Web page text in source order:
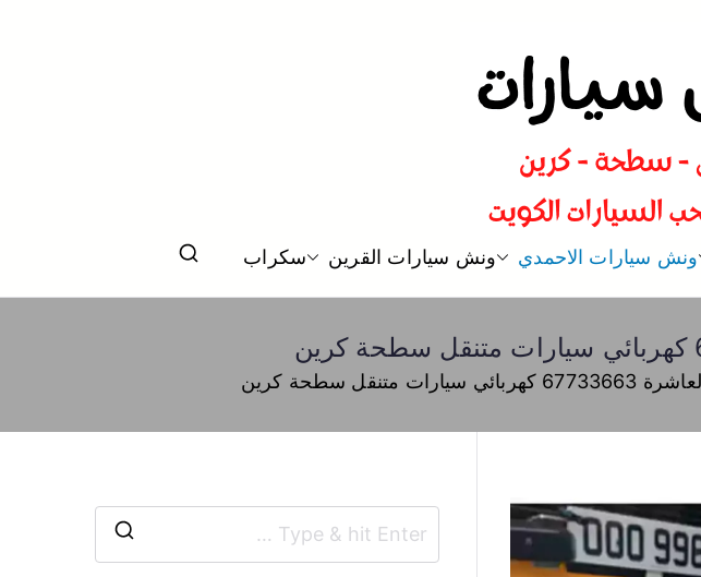
الكويت
و نقل و سحب سيارات من الطريق سطحة الكويت كرين نقل سيارات
ونش سيارات الاحمدي ونش سيارات القرين سكراب
سطحة كرين